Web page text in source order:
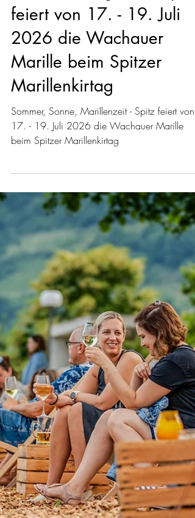
Sommer, Sonne,
Marillenkirtagszeit - Spitz
feiert von 17. - 19. Juli
2026 die Wachauer
Marille beim Spitzer
Marillenkirtag
17. - 19. Juli 2026 die Wachauer Marille